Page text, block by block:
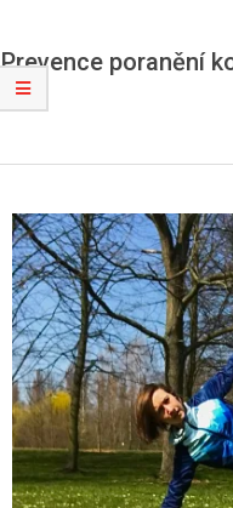
Prevence poranění